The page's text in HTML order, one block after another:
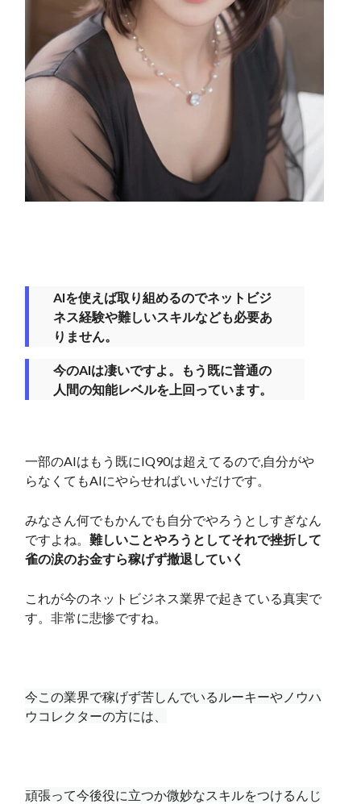
AIを使えば取り組めるのでネットビジ
ネス経験や難しいスキルなども必要あ
りません。
今のAIは凄いですよ。もう既に普通の
人間の知能レベルを上回っています。
一部のAIはもう既にIQ90は超えてるので,自分がや
らなくてもAIにやらせればいいだけです。
みなさん何でもかんでも自分でやろうとしすぎなん
ですよね。 難しいことやろうとしてそれで挫折して
雀の涙のお金すら稼げず撤退していく
これが今のネットビジネス業界で起きている真実で
す。非常に悲惨ですね。
今この業界で稼げず苦しんでいるルーキーやノウハ
ウコレクターの方には、
頑張って今後役に立つか微妙なスキルをつけるんじ